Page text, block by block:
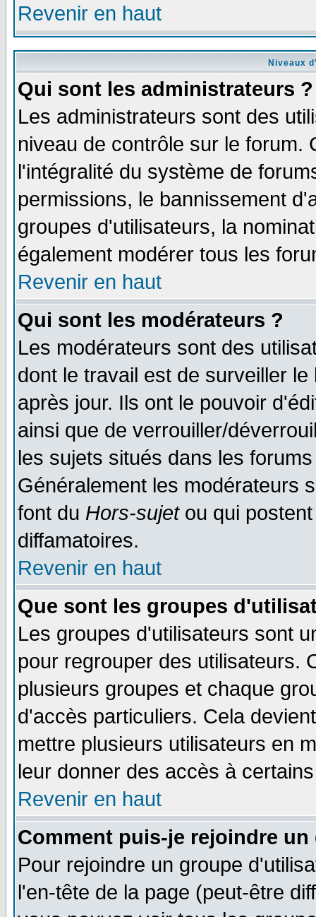
Revenir en haut
Niveaux
Qui sont les administrateurs ?
Les administrateurs sont des
niveau de contrôle sur le forum.
l'intégralité du système de
permissions, le bannissement
groupes d'utilisateurs, la
également modérer tous les
Revenir en haut
Qui sont les modérateurs ?
Les modérateurs sont des
dont le travail est de surveiller
après jour. Ils ont le pouvoir
ainsi que de verrouiller/
les sujets situés dans les
Généralement les modérateurs
font du Hors-sujetou qui
diffamatoires.
Revenir en haut
Que sont les groupes
Les groupes d'utilisateurs sont
pour regrouper des utilisateurs.
plusieurs groupes et chaque
d'accès particuliers. Cela
mettre plusieurs utilisateurs en
leur donner des accès à
Revenir en haut
Comment puis-je rejoindre
Pour rejoindre un groupe
l'en-tête de la page (peut-être